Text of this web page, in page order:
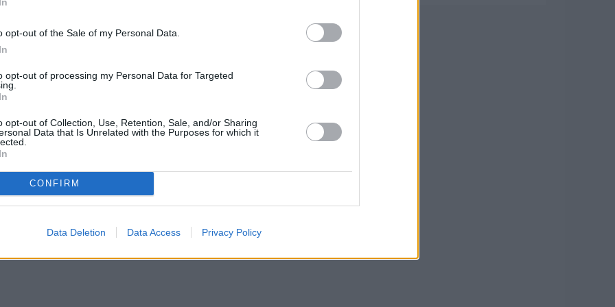
opt-out of the Sale of my Personal Data.
opt-out of processing my Personal Data for Targeted
opt-out of Collection, Use, Retention, Sale, and/or Sharing
Data that Is Unrelated with the Purposes for which it
CONFIRM
Data Deletion Data Access Privacy Policy
δρόμου του αεροδρομίου, αφήνοντας
του έργου δεν ανταποκρίνονται στην
και από πίσω έχει μηχανήματα της
παραλιακή έπρεπε να έχει παραδοθεί μέχρι 30
δόθηκε παράταση μέχρι 30 Νοεμβρίου»,
Viber ομάδαμας και δείτε όλες τις ειδήσεις από